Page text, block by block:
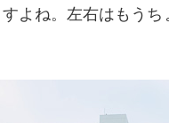
よね。左右はもうち